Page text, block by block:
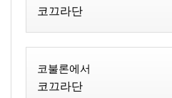
코끄라단
코불론에서
코끄라단